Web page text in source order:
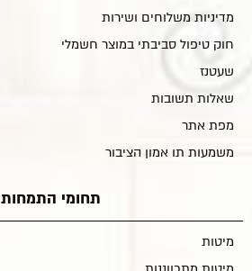
מדיניות משלוחים ושירות
חוק טיפול סביבתי במוצר חשמלי
שעטנז
שאלות תשובות
מפת אתר
משמעות תו אמון הציבור
תחומי התמחות
מיטות